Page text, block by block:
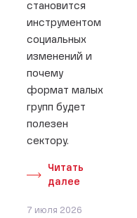
становится
инструментом
социальных
изменений и
почему
формат малых
групп будет
полезен
сектору.
Читать
далее
7 июля 2026